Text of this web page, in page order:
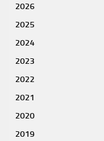
2026
2025
2024
2023
2022
2021
2020
2019